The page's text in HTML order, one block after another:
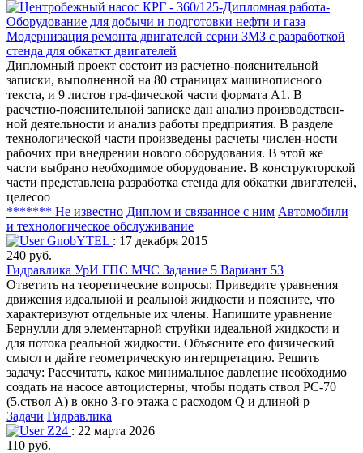
Модернизация ремонта двигателей серии ЗМЗ с разработкой
стенда для обкаткт двигателей
Дипломный проект состоит из расчетно-пояснительной
записки, выполненной на 80 страницах машинописного
текста, и 9 листов гра-фической части формата А1. В
расчетно-пояснительной записке дан анализ производствен-
ной деятельности и анализ работы предприятия. В разделе
технологической части произведены расчеты числен-ности
рабочих при внедрении нового оборудования. В этой же
части выбрано необходимое оборудование. В конструкторской
части представлена разработка стенда для обкатки двигателей,
целесоо
******* Не известно Диплом и связанное с ним Автомобили
и технологическое обслуживание
GnobYTEL : 17 декабря 2015
240 руб.
Гидравлика УрИ ГПС МЧС Задание 5 Вариант 53
Ответить на теоретические вопросы: Приведите уравнения
движения идеальной и реальной жидкости и поясните, что
характеризуют отдельные их члены. Напишите уравнение
Бернулли для элементарной струйки идеальной жидкости и
для потока реальной жидкости. Объясните его физический
смысл и дайте геометрическую интерпретацию. Решить
задачу: Рассчитать, какое минимальное давление необходимо
создать на насосе автоцистерны, чтобы подать ствол РС-70
(5.ствол А) в окно 3-го этажа с расходом Q и длиной р
Задачи Гидравлика
Z24 : 22 марта 2026
110 руб.